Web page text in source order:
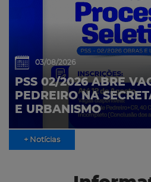
03/08/2026
PSS 02/2026 ABRE
PEDREIRO NA
E URBANISMO
+ Notícias